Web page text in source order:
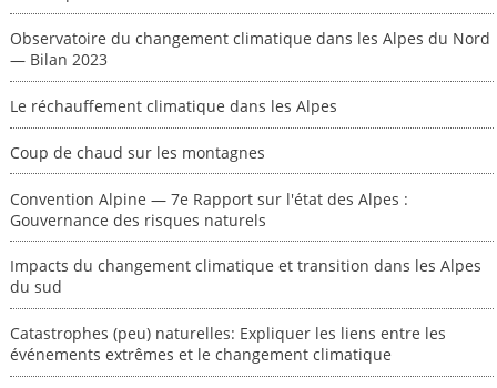
Observatoire du changement climatique dans les Alpes du Nord
— Bilan 2023
Le réchauffement climatique dans les Alpes
Coup de chaud sur les montagnes
Convention Alpine — 7e Rapport sur l'état des Alpes :
Gouvernance des risques naturels
Impacts du changement climatique et transition dans les Alpes
du sud
Catastrophes (peu) naturelles: Expliquer les liens entre les
événements extrêmes et le changement climatique